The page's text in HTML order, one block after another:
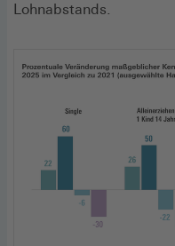
Lohnabstands.